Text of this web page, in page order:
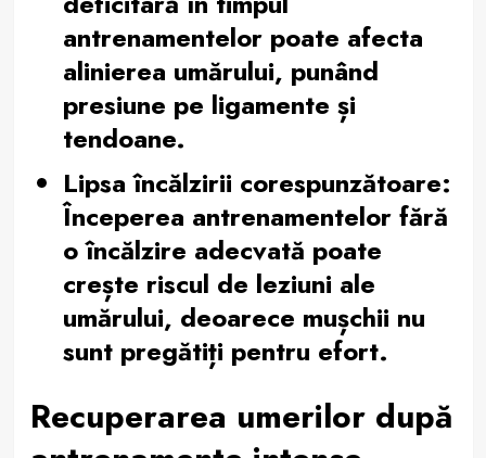
antrenamentelor poate afecta
alinierea umărului, punând
presiune pe ligamente și
tendoane.
Lipsa încălzirii corespunzătoare:
Începerea antrenamentelor fără
o încălzire adecvată poate
crește riscul de leziuni ale
umărului, deoarece mușchii nu
sunt pregătiți pentru efort.
Recuperarea umerilor după